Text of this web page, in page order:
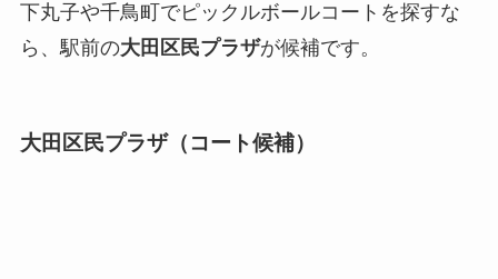
下丸子や千鳥町でピックルボールコートを探すな
ら、駅前の大田区民プラザが候補です。
大田区民プラザ（コート候補）